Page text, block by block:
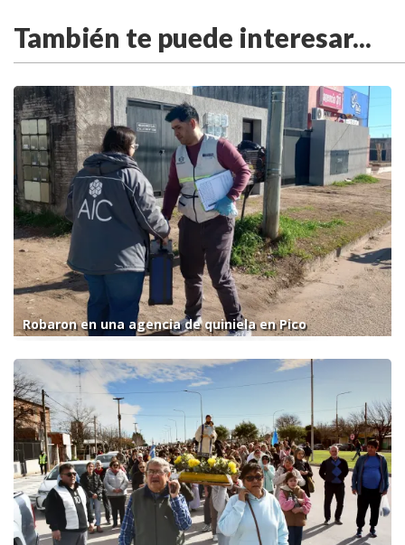
También te puede interesar...
Robaron en una agencia de quiniela en Pico